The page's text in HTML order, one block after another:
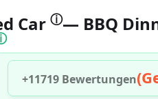
Car ⓘ— BBQ
+11719 Bewertungen